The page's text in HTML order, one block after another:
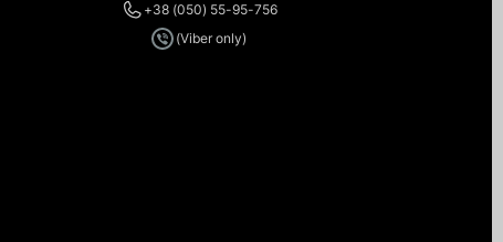
+38 (050) 55-95-756
(Viber only)